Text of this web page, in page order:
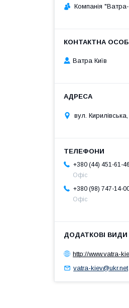
Компанія "Ватра-
Ватра Київ
вул.
+380 (44) 451-61-46
Офіс
+380 (98) 747-14-
Офіс
http://www.vatra-
vatra-kiev@ukr.net